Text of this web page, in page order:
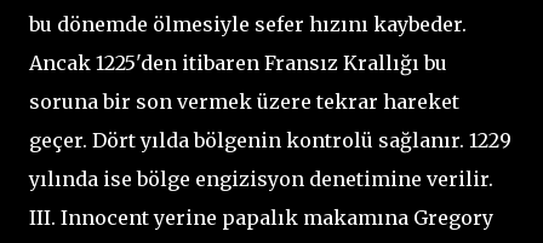
bu dönemde ölmesiyle sefer hızını kaybeder.
Ancak 1225'den itibaren Fransız Krallığı bu
soruna bir son vermek üzere tekrar hareket
geçer. Dört yılda bölgenin kontrolü sağlanır. 1229
yılında ise bölge engizisyon denetimine verilir.
III. Innocent yerine papalık makamına Gregory